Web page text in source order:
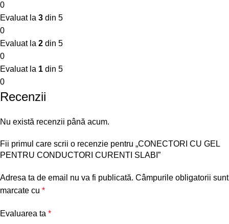
0
Evaluat la 3 din 5
0
Evaluat la 2 din 5
0
Evaluat la 1 din 5
0
Recenzii
Nu există recenzii până acum.
Fii primul care scrii o recenzie pentru „CONECTORI CU GEL
PENTRU CONDUCTORI CURENTI SLABI”
Adresa ta de email nu va fi publicată. Câmpurile obligatorii sunt
marcate cu *
Evaluarea ta *